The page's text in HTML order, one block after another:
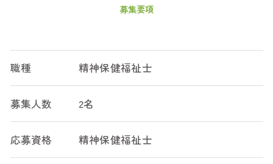
募集要項
職種 精神保健福祉士
募集人数 2名
応募資格 精神保健福祉士